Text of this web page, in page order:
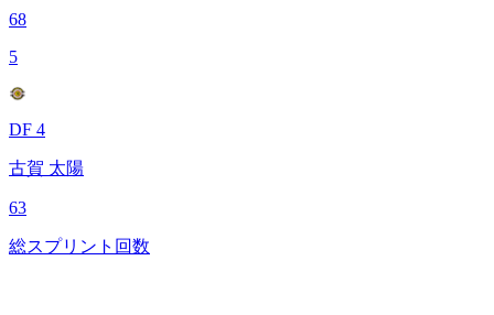
68
5
DF 4
古賀 太陽
63
総スプリント回数